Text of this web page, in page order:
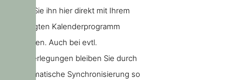
können Sie ihn hier direkt mit Ihrem
bevorzugten Kalenderprogramm
abonnieren. Auch bei evtl.
Terminverlegungen bleiben Sie durch
die automatische Synchronisierung so